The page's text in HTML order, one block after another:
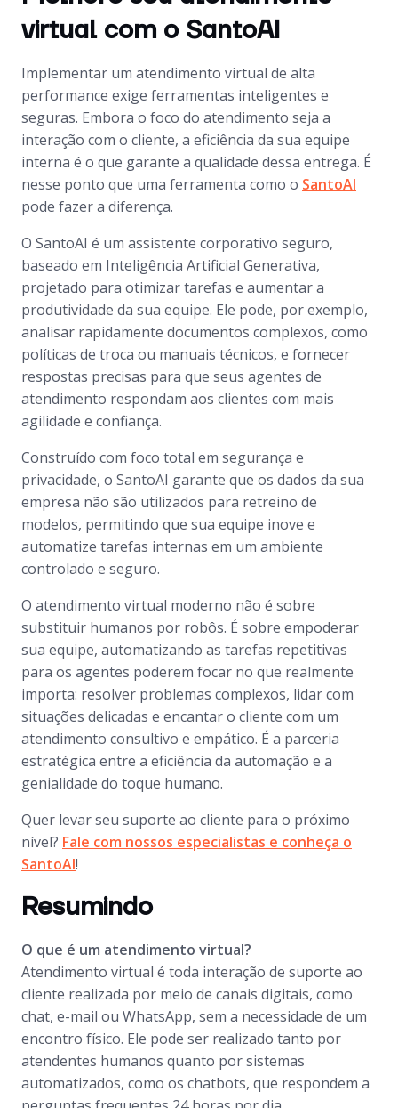
virtual com o SantoAI
Implementar um atendimento virtual de alta
performance exige ferramentas inteligentes e
seguras. Embora o foco do atendimento seja a
interação com o cliente, a eficiência da sua equipe
interna é o que garante a qualidade dessa entrega. É
nesse ponto que uma ferramenta como o SantoAI
pode fazer a diferença.
O SantoAI é um assistente corporativo seguro,
baseado em Inteligência Artificial Generativa,
projetado para otimizar tarefas e aumentar a
produtividade da sua equipe. Ele pode, por exemplo,
analisar rapidamente documentos complexos, como
políticas de troca ou manuais técnicos, e fornecer
respostas precisas para que seus agentes de
atendimento respondam aos clientes com mais
agilidade e confiança.
Construído com foco total em segurança e
privacidade, o SantoAI garante que os dados da sua
empresa não são utilizados para retreino de
modelos, permitindo que sua equipe inove e
automatize tarefas internas em um ambiente
controlado e seguro.
O atendimento virtual moderno não é sobre
substituir humanos por robôs. É sobre empoderar
sua equipe, automatizando as tarefas repetitivas
para os agentes poderem focar no que realmente
importa: resolver problemas complexos, lidar com
situações delicadas e encantar o cliente com um
atendimento consultivo e empático. É a parceria
estratégica entre a eficiência da automação e a
genialidade do toque humano.
Quer levar seu suporte ao cliente para o próximo
nível? Fale com nossos especialistas e conheça o
SantoAI!
Resumindo
O que é um atendimento virtual?
Atendimento virtual é toda interação de suporte ao
cliente realizada por meio de canais digitais, como
chat, e-mail ou WhatsApp, sem a necessidade de um
encontro físico. Ele pode ser realizado tanto por
atendentes humanos quanto por sistemas
automatizados, como os chatbots, que respondem a